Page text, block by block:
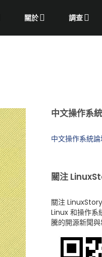
關於 調查
中文操作系
中文操作系統
關注
關注
Linux 和操作系
騰的開源新聞